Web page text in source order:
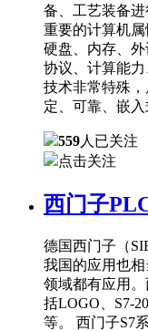
备、工艺装备
重要的计算机属
硬盘、内存、
协议、计算能
技术非常特殊
定、可靠、嵌入
559人已关注
点击关注
西门子
德国西门子（
我国的应用也
领域都有应用
括LOGO、S7-
等。 西门子S7